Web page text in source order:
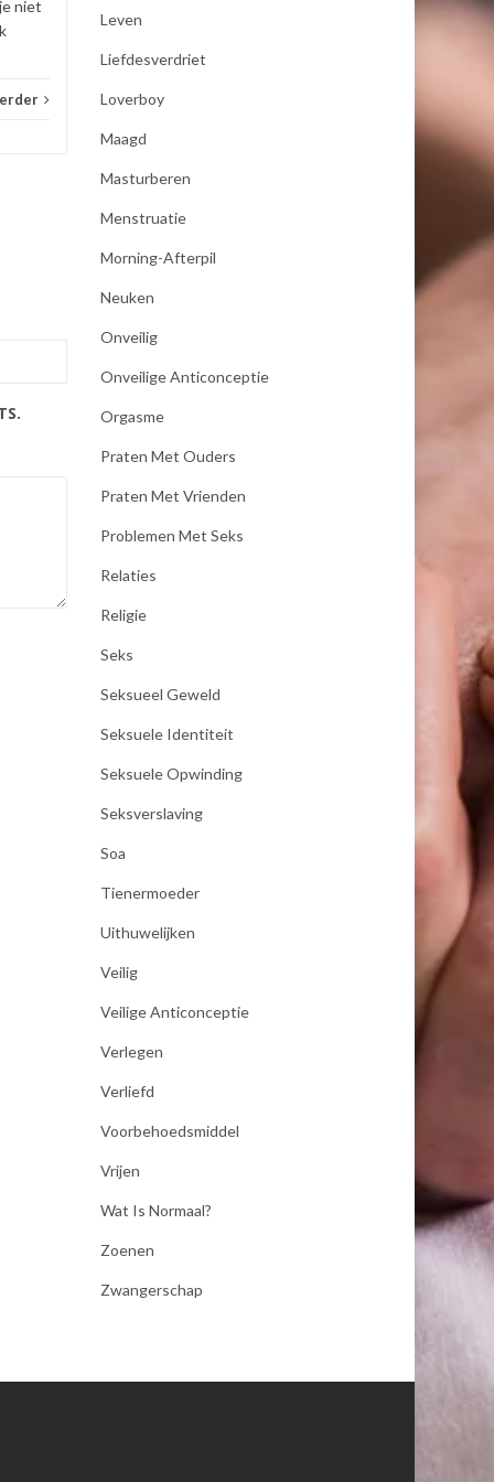
niet
Leven
Liefdesverdriet
Loverboy
Maagd
Masturberen
Menstruatie
Morning-Afterpil
Neuken
Onveilig
Onveilige Anticonceptie
Orgasme
Praten Met Ouders
Praten Met Vrienden
Problemen Met Seks
Relaties
Religie
Seks
Seksueel Geweld
Seksuele Identiteit
Seksuele Opwinding
Seksverslaving
Soa
Tienermoeder
Uithuwelijken
Veilig
Veilige Anticonceptie
Verlegen
Verliefd
Voorbehoedsmiddel
Vrijen
Wat Is Normaal?
Zoenen
Zwangerschap